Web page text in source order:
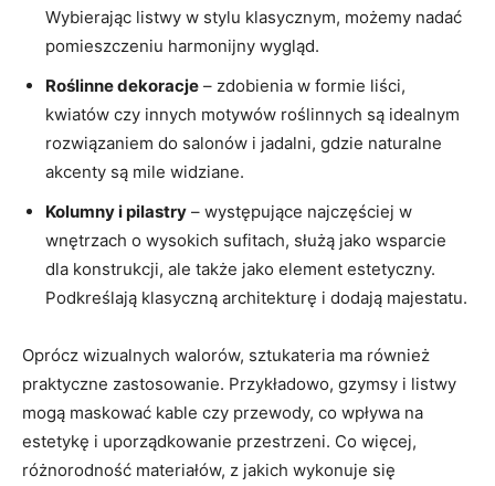
Wybierając listwy w stylu klasycznym, możemy nadać
pomieszczeniu harmonijny wygląd.
Roślinne dekoracje – zdobienia w formie liści,
kwiatów czy innych motywów roślinnych są idealnym
rozwiązaniem do salonów i jadalni, gdzie naturalne
akcenty są mile widziane.
Kolumny i pilastry – występujące najczęściej w
wnętrzach o wysokich sufitach, służą jako wsparcie
dla konstrukcji, ale także jako element estetyczny.
Podkreślają klasyczną architekturę i dodają majestatu.
Oprócz wizualnych walorów, sztukateria ma również
praktyczne zastosowanie. Przykładowo, gzymsy i listwy
mogą maskować kable czy przewody, co wpływa na
estetykę i uporządkowanie przestrzeni. Co więcej,
różnorodność materiałów, z jakich wykonuje się